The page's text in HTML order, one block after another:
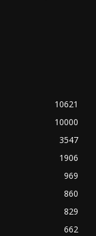
10621
10000
3547
1906
969
860
829
662